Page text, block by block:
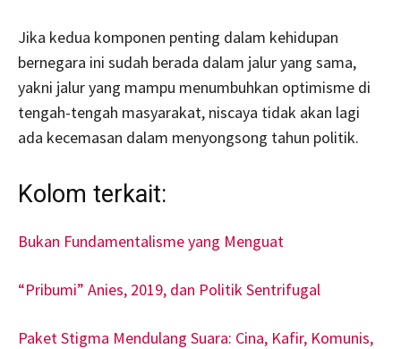
Jika kedua komponen penting dalam kehidupan
bernegara ini sudah berada dalam jalur yang sama,
yakni jalur yang mampu menumbuhkan optimisme di
tengah-tengah masyarakat, niscaya tidak akan lagi
ada kecemasan dalam menyongsong tahun politik.
Kolom terkait:
Bukan Fundamentalisme yang Menguat
“Pribumi” Anies, 2019, dan Politik Sentrifugal
Paket Stigma Mendulang Suara: Cina, Kafir, Komunis,